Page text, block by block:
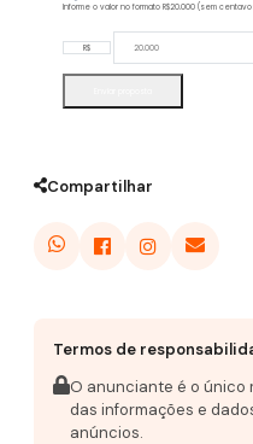
Informe o valor no formato R$20.000 (sem
R$
Compartilhar
Termos de
O anunciante é o único
das informações e
anúncios.